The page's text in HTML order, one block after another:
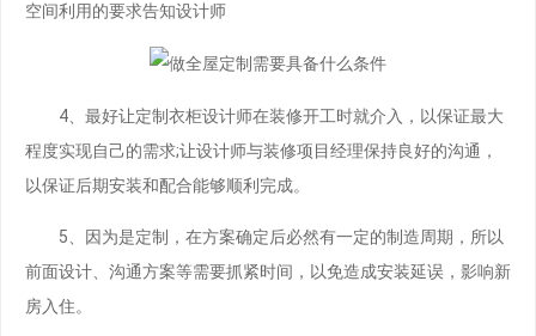
空间利用的要求告知设计师
4、最好让定制衣柜设计师在装修开工时就介入，以保证最大
程度实现自己的需求;让设计师与装修项目经理保持良好的沟通，
以保证后期安装和配合能够顺利完成。
5、因为是定制，在方案确定后必然有一定的制造周期，所以
前面设计、沟通方案等需要抓紧时间，以免造成安装延误，影响新
房入住。